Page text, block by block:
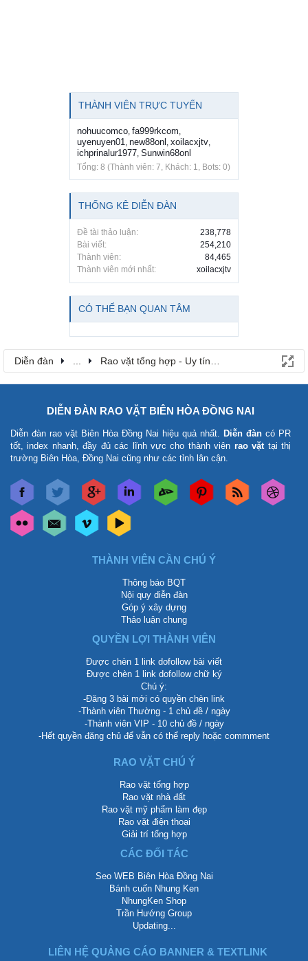
THÀNH VIÊN TRỰC TUYẾN
nohuucomco fa999rkcom
uyenuyen01 new88onl xoilacxjtv
ichprinalur1977 Sunwin68onl
Tổng: 8 (Thành viên: 7, Khách: 1, Bots: 0)
THỐNG KÊ DIỄN ĐÀN
Đề tài thảo luận:
238,778
Bài viết:
254,210
Thành viên:
84,465
Thành viên mới nhất:
xoilacxjtv
CÓ THỂ BẠN QUAN TÂM
Diễn đàn Rao vặt tổng hợp - Uy tín - Miễn phí
DIỄN ĐÀN RAO VẶT BIÊN HÒA ĐỒNG NAI
Diễn đàn rao vặt Biên Hòa Đồng Nai hiệu quả nhất. Diễn đàn có PR
tốt, index nhanh, đầy đủ các lĩnh vực cho thành viên rao vặt tại thị
trường Biên Hòa, Đồng Nai cũng như các tỉnh lân cận.
THÀNH VIÊN CẦN CHÚ Ý
Thông báo BQT
Nội quy diễn đàn
Góp ý xây dựng
Thảo luận chung
QUYỀN LỢI THÀNH VIÊN
Được chèn 1 link dofollow bài viết
Được chèn 1 link dofollow chữ ký
Chú ý:
-Đăng 3 bài mới có quyền chèn link
-Thành viên Thường - 1 chủ đề / ngày
-Thành viên VIP - 10 chủ đề / ngày
-Hết quyền đăng chủ để vẫn có thể reply hoặc commment
RAO VẶT CHÚ Ý
Rao vặt tổng hợp
Rao vặt nhà đất
Rao vặt mỹ phẩm làm đẹp
Rao vặt điện thoại
Giải trí tổng hợp
CÁC ĐỐI TÁC
Seo WEB Biên Hòa Đồng Nai
Bánh cuốn Nhung Ken
NhungKen Shop
Trần Hướng Group
Updating...
LIÊN HỆ QUẢNG CÁO BANNER & TEXTLINK